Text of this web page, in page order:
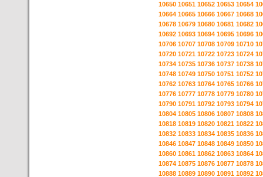
10650 10651 10652 10653 10654
10664 10665 10666 10667 10668
10678 10679 10680 10681 10682
10692 10693 10694 10695 10696
10706 10707 10708 10709 10710
10720 10721 10722 10723 10724
10734 10735 10736 10737 10738
10748 10749 10750 10751 10752
10762 10763 10764 10765 10766
10776 10777 10778 10779 10780
10790 10791 10792 10793 10794
10804 10805 10806 10807 10808
10818 10819 10820 10821 10822
10832 10833 10834 10835 10836
10846 10847 10848 10849 10850
10860 10861 10862 10863 10864
10874 10875 10876 10877 10878
10888 10889 10890 10891 10892